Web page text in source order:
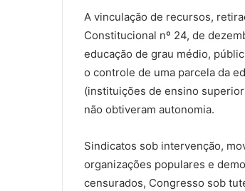
A vinculação de recursos,
Constitucional nº 24, de
educação de grau médio,
o controle de uma parcela da
(instituições de ensino
não obtiveram autonomia.
Sindicatos sob intervenção,
organizações populares e
censurados, Congresso sob